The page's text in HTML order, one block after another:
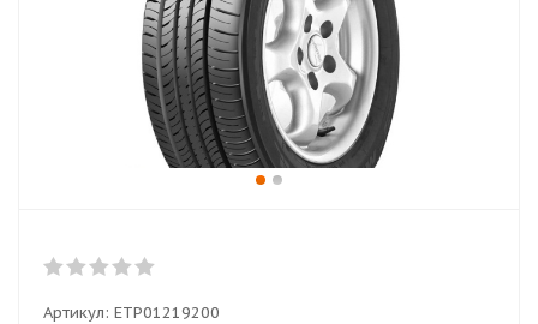
Артикул: ETP01219200